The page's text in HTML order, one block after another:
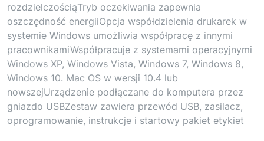
rozdzielczościąTryb oczekiwania zapewnia
oszczędność energiiOpcja współdzielenia drukarek w
systemie Windows umożliwia współpracę z innymi
pracownikamiWspółpracuje z systemami operacyjnymi
Windows XP, Windows Vista, Windows 7, Windows 8,
Windows 10. Mac OS w wersji 10.4 lub
nowszejUrządzenie podłączane do komputera przez
gniazdo USBZestaw zawiera przewód USB, zasilacz,
oprogramowanie, instrukcje i startowy pakiet etykiet